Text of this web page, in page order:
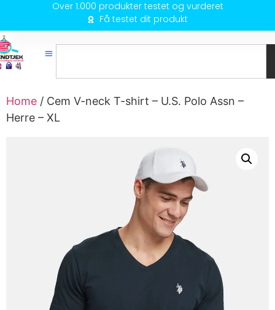
Over 1.000 produkter testet og vurderet
Få testet dit produkt
Home / Cem V-neck T-shirt – U.S. Polo Assn –
Herre – XL